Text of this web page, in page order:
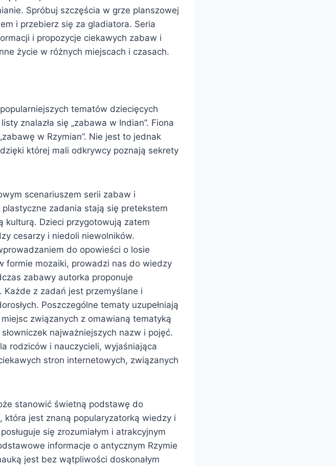
Spróbuj szczęścia w grze planszowej
i przebierz się za gladiatora. Seria
i propozycje ciekawych zabaw i
życie w różnych miejscach i czasach.
tematów dziecięcych
znalazła się „zabawa w Indian”. Fiona
w Rzymian”. Nie jest to jednak
której mali odkrywcy poznają sekrety
scenariuszem serii zabaw i
zadania stają się pretekstem
kulturą. Dzieci przygotowują zatem
cesarzy i niedoli niewolników.
do opowieści o losie
formie mozaiki, prowadzi nas do wiedzy
zabawy autorka proponuje
Każde z zadań jest przemyślane i
Poszczególne tematy uzupełniają
związanych z omawianą tematyką
najważniejszych nazw i pojęć.
rodziców i nauczycieli, wyjaśniająca
stron internetowych, związanych
stanowić świetną podstawę do
jest znaną popularyzatorką wiedzy i
się zrozumiałym i atrakcyjnym
informacje o antycznym Rzymie
jest bez wątpliwości doskonałym